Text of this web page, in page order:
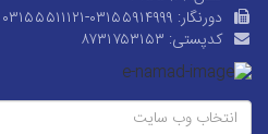
دورنگار: ۰۳۱۵۵۵۱۱۱۲۱-۰۳۱۵۵۹۱۴۹۹۹
کدپستی: ۸۷۳۱۷۵۳۱۵۳
انتخاب وب سایت